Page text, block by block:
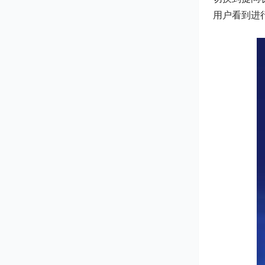
用户看到进